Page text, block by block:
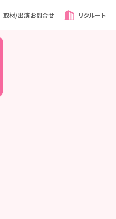
取材/出演お問合せ リクルート